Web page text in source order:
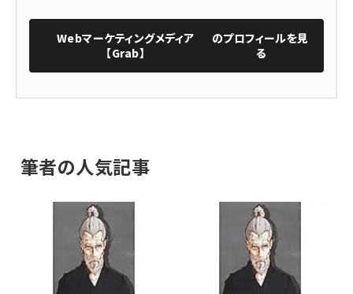
Webマーケティングメディア
【Grab】
のプロフィールを見
る
筆者の人気記事